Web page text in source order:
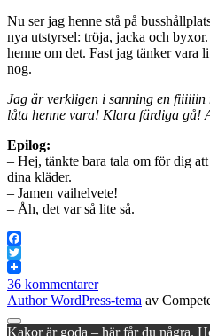
Nu ser jag henne stå på
nya utstyrsel: tröja, jacka och
henne om det. Fast jag tänker vara
nog.
Jag är verkligen i sanning en
låta henne vara! Klara färdiga gå!
Epilog:
– Hej, tänkte bara tala om för dig
dina kläder.
– Jamen vaihelvete!
– Åh, det var så lite så.
Facebook
Twitter
36 kommentarer
Author WordPress-tema av
Rulla
Kakor är goda – här får du några.